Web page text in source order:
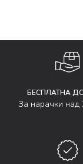
БЕСПЛАТНА
За нарачки над